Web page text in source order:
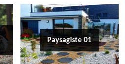
Paysagiste 01